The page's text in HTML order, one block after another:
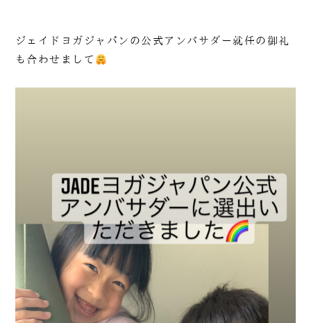
ジェイドヨガジャパンの公式アンバサダー就任の御礼
も合わせまして